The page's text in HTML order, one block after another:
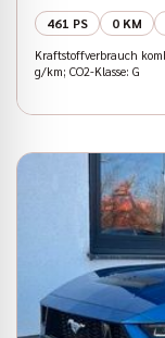
461 PS
0 KM
Kraftstoffverbrauch
g/km; CO2-Klasse: G